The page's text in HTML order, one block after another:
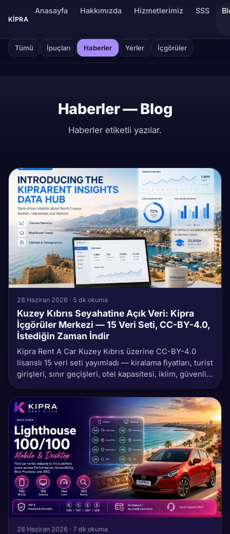
KIPRA
Anasayfa Hakkımızda Hizmetlerimiz SSS
Tümü İpuçları Haberler Yerler İçgörüler
Haberler — Blog
Haberler etiketli yazılar.
28 Haziran 2026 · 5 dk okuma
Kuzey Kıbrıs Seyahatine Açık Veri: Kipra
İçgörüler Merkezi — 15 Veri Seti, CC-BY-4.0,
İstediğin Zaman İndir
Kipra Rent A Car Kuzey Kıbrıs üzerine CC-BY-4.0
lisanslı 15 veri seti yayımladı — kiralama fiyatları, turist
girişleri, sınır geçişleri, otel kapasitesi, iklim, güvenlik,
schema.org/Dataset metadata ile geliyor; indir, alıntıla,
yeniden kullan (atıfla serbest). Sektörde bir ilk
olduğuna inanıyoruz.
28 Haziran 2026 · 7 dk okuma